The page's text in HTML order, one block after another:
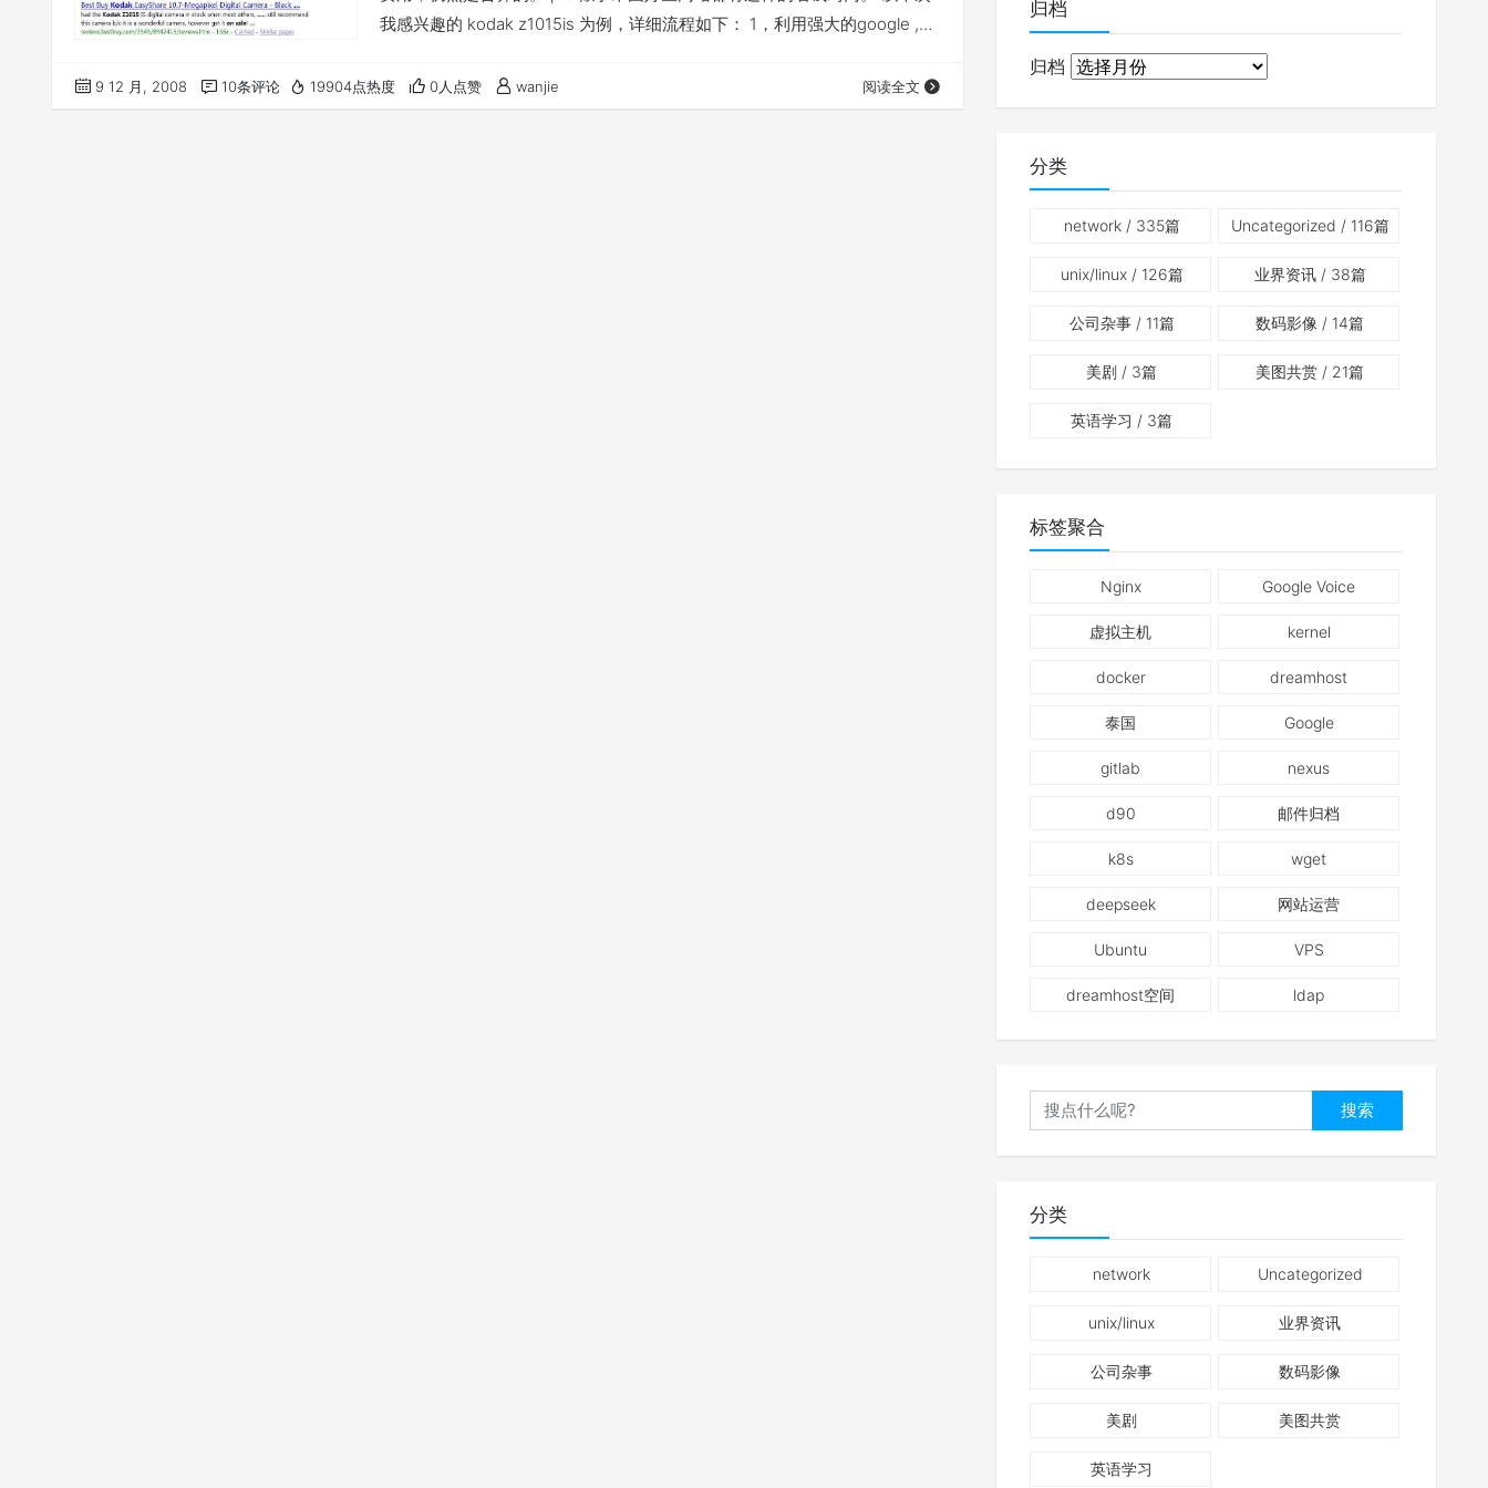
我感兴趣的 kodak z1015is 为例，详细流程如下： 1，利用强大的google ,无
文不好也要记住。呵呵。 完整版 ”On Sale Now site:bestbuy.com“ ，超级完
整过滤版：…
9 12 月, 2008 10条评论 19904点热度 0人点赞 wanjie 阅读全文
归档
归档
分类
network/ 335篇 Uncategorized / 116篇
unix/linux/ 126篇 业界资讯/ 38篇
公司杂事/ 11篇 数码影像 / 14篇
美剧 / 3篇 美图共赏 / 21篇
英语学习 / 3篇
标签聚合
Nginx Google Voice
虚拟主机 kernel
docker dreamhost
泰国 Google
gitlab nexus
d90 邮件归档
k8s wget
deepseek 网站运营
Ubuntu VPS
dreamhost空间 ldap
搜索
分类
network Uncategorized
unix/linux 业界资讯
公司杂事 数码影像
美剧 美图共赏
英语学习